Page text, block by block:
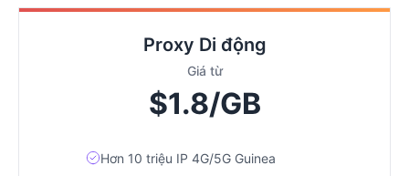
Proxy Di động
Giá từ
$1.8/GB
Hơn 10 triệu IP 4G/5G Guinea